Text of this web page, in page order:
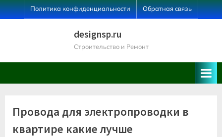
Skip
to
Политика конфиденциальности Обратная связь
designsp.ru
Строительство и Ремонт
Провода для электропроводки в
квартире какие лучше